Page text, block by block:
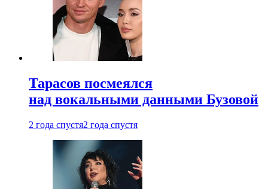
Тарасов посмеялся
над вокальными данными Бузовой
2 года спустя2 года спустя